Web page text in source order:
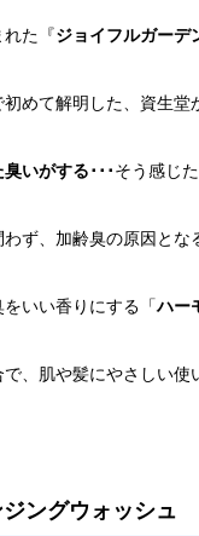
た『 ジョイフルガーデ
めて解明した、資生堂
いがする･･･ そう感じ
ず、加齢臭の原因とな
いい香りにする「ハー
、肌や髪にやさしい使
ングウォッシュ